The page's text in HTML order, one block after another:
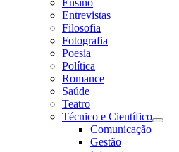
Ensino
Entrevistas
Filosofia
Fotografia
Poesia
Política
Romance
Saúde
Teatro
Técnico e Científico
Comunicação
Gestão